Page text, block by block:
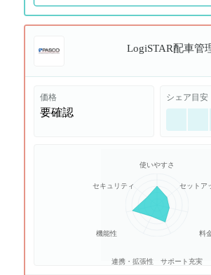
LogiSTAR配車管
価格
要確認
シェア目安
使いやすさ
セットア
料
サポート充実
連携・拡張性
機能性
セキュリティ